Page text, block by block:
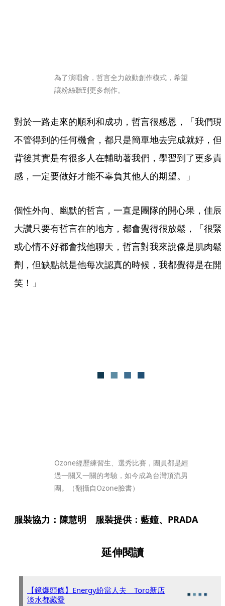
為了演唱會，哲言全力啟動創作模式，希望
讓粉絲聽到更多創作。
對於一路走來的順利和成功，哲言很感恩，「我們現
不管得到的任何機會，都只是簡單地去完成就好，但
背後其實是有很多人在輔助著我們，學習到了更多責
感，一定要做好才能不辜負其他人的期望。」
個性外向、幽默的哲言，一直是團隊的開心果，佳辰
大讚只要有哲言在的地方，都會覺得很放鬆，「很緊
或心情不好都會找他聊天，哲言對我來說像是肌肉鬆
劑，但缺點就是他每次認真的時候，我都覺得是在開
笑！」
Ozone經歷練習生、選秀比賽，團員都是經
過一關又一關的考驗，如今成為台灣頂流男
團。（翻攝自Ozone臉書）
服裝協力：陳慧明 服裝提供：藍鐘、PRADA
延伸閱讀
【鏡爆頭條】Energy紛當人夫 Toro新店
淡水都藏愛